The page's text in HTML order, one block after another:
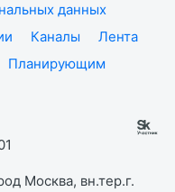
данных
Каналы
Лента
Планирующим
Москва, вн.тер.г.